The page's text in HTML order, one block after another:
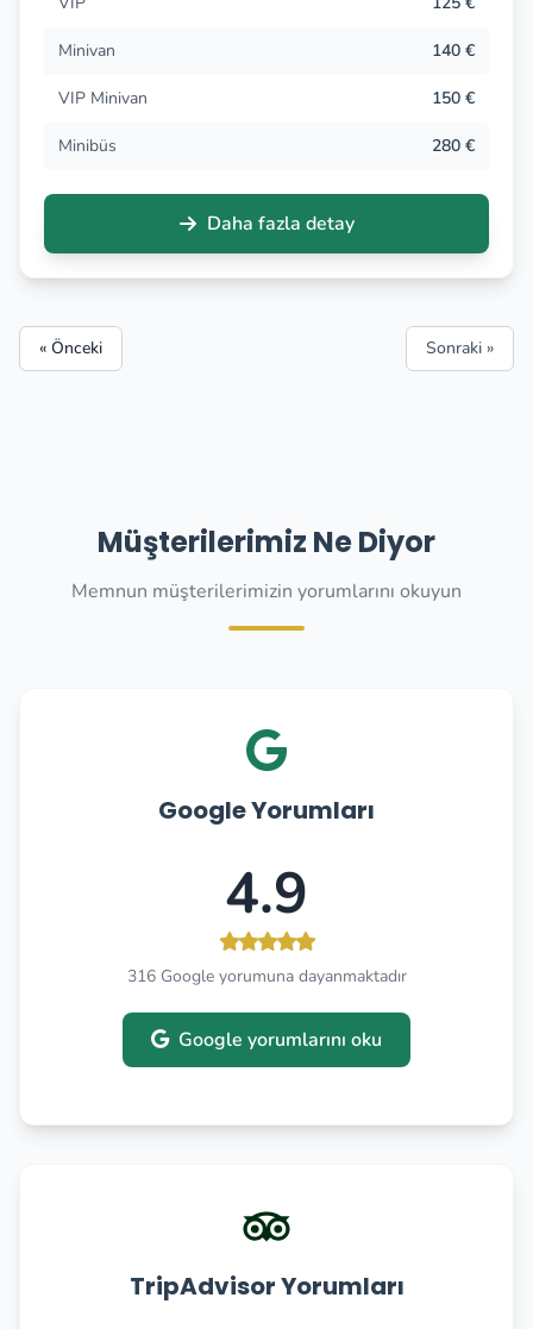
Minivan 140 €
VIP Minivan 150 €
Minibüs 280 €
Daha fazla detay
« Önceki Sonraki »
Müşterilerimiz Ne Diyor
Memnun müşterilerimizin yorumlarını okuyun
Google Yorumları
4.9
316 Google yorumuna dayanmaktadır
Google yorumlarını oku
TripAdvisor Yorumları